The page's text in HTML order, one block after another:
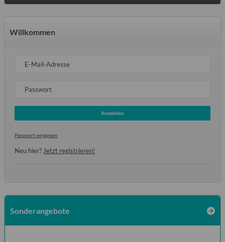
Willkommen
E-Mail-Adresse
Passwort
Anmelden
Passwort vergessen
Neu hier?Jetzt registrieren!
Sonderangebote